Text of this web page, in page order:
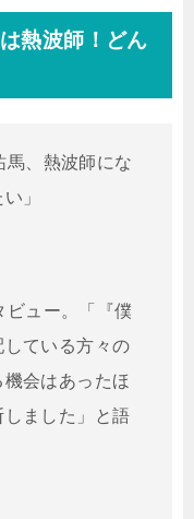
熱波師！どん
馬、熱波師にな
」
ビュー。「『僕
ている方々の
会はあったほ
しました」と語